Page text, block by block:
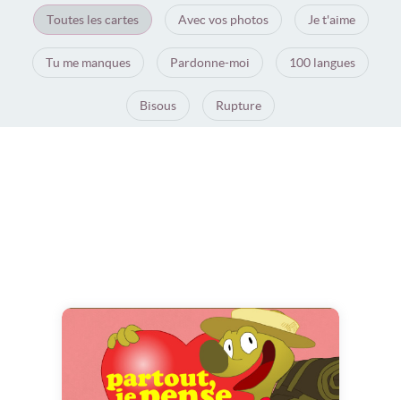
Toutes les cartes Avec vos photos Je t'aime
Tu me manques Pardonne-moi 100 langues
Bisous Rupture